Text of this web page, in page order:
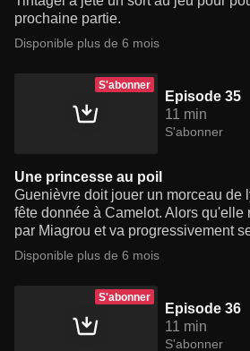
prochaine partie.
Disponible plus de 6 mois
S'abonner
Episode 35
11 min
S'abonner
Une princesse au poil
Guenièvre doit jouer un morceau de
fête donnée à Camelot. Alors qu'elle
par Miagrou et va progressivement
Disponible plus de 6 mois
S'abonner
Episode 36
11 min
S'abonner